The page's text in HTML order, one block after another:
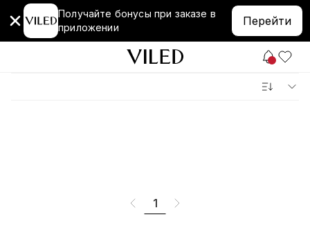
Получайте бонусы при заказе в
приложении
Перейти
1